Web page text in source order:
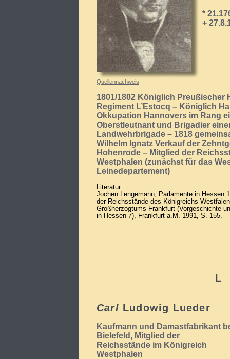
Quellennachweis
*
+
1801/1802 Königlich Preußischer
Regiment L’Estocq – Königlich
Okkupation Hannovers im Rang
Oberstleutnant und Brigadier
Landwehrbrigade – 1818
Wilhelm Ignatz Verkauf der
Hohenrode – Mitglied der
Westphalen (zunächst für das
Leinedepartement)
Literatur
Jochen Lengemann, Parlamente in Hessen
der Reichsstände des Königreichs
Großherzogtums Frankfurt (Vorgeschichte
in Hessen 7), Frankfurt a.M. 1991, S. 155.
L
Carl Ludowig Lueder
Kaufmann und Damastfabrikant
Bielefeld, Mitglied der
Reichsstände im Königreich
Westphalen